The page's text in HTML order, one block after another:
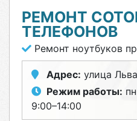
РЕМОНТ
ТЕЛЕФОНОВ
Ремонт ноутбуков
Адрес: улица
Режим работы:
9:00–14:00